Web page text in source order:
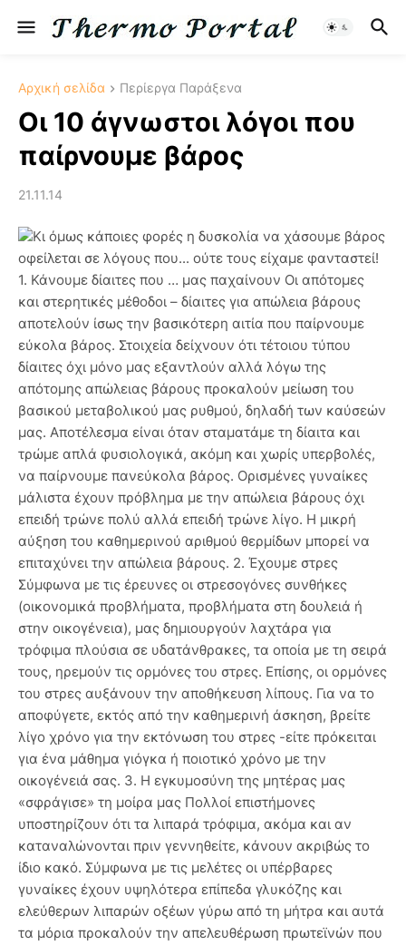
Αρχική σελίδα Περίεργα Παράξενα
Οι 10 άγνωστοι λόγοι που
παίρνουμε βάρος
21.11.14
Κι όμως κάποιες φορές η δυσκολία να χάσουμε βάρος
οφείλεται σε λόγους που... ούτε τους είχαμε φανταστεί!
1. Κάνουμε δίαιτες που … μας παχαίνουν Οι απότομες
και στερητικές μέθοδοι – δίαιτες για απώλεια βάρους
αποτελούν ίσως την βασικότερη αιτία που παίρνουμε
εύκολα βάρος. Στοιχεία δείχνουν ότι τέτοιου τύπου
δίαιτες όχι μόνο μας εξαντλούν αλλά λόγω της
απότομης απώλειας βάρους προκαλούν μείωση του
βασικού μεταβολικού μας ρυθμού, δηλαδή των καύσεών
μας. Αποτέλεσμα είναι όταν σταματάμε τη δίαιτα και
τρώμε απλά φυσιολογικά, ακόμη και χωρίς υπερβολές,
να παίρνουμε πανεύκολα βάρος. Ορισμένες γυναίκες
μάλιστα έχουν πρόβλημα με την απώλεια βάρους όχι
επειδή τρώνε πολύ αλλά επειδή τρώνε λίγο. Η μικρή
αύξηση του καθημερινού αριθμού θερμίδων μπορεί να
επιταχύνει την απώλεια βάρους. 2. Έχουμε στρες
Σύμφωνα με τις έρευνες οι στρεσογόνες συνθήκες
(οικονομικά προβλήματα, προβλήματα στη δουλειά ή
στην οικογένεια), μας δημιουργούν λαχτάρα για
τρόφιμα πλούσια σε υδατάνθρακες, τα οποία με τη σειρά
τους, ηρεμούν τις ορμόνες του στρες. Επίσης, οι ορμόνες
του στρες αυξάνουν την αποθήκευση λίπους. Για να το
αποφύγετε, εκτός από την καθημερινή άσκηση, βρείτε
λίγο χρόνο για την εκτόνωση του στρες -είτε πρόκειται
για ένα μάθημα γιόγκα ή ποιοτικό χρόνο με την
οικογένειά σας. 3. Η εγκυμοσύνη της μητέρας μας
«σφράγισε» τη μοίρα μας Πολλοί επιστήμονες
υποστηρίζουν ότι τα λιπαρά τρόφιμα, ακόμα και αν
καταναλώνονται πριν γεννηθείτε, κάνουν ακριβώς το
ίδιο κακό. Σύμφωνα με τις μελέτες οι υπέρβαρες
γυναίκες έχουν υψηλότερα επίπεδα γλυκόζης και
ελεύθερων λιπαρών οξέων γύρω από τη μήτρα και αυτά
τα μόρια προκαλούν την απελευθέρωση πρωτεϊνών που